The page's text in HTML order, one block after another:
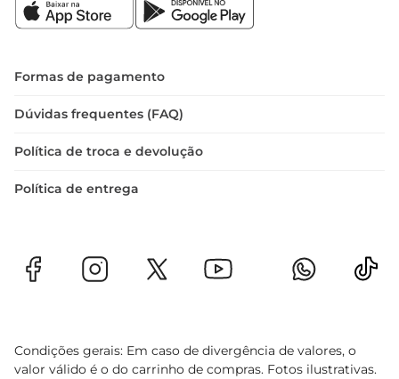
uma escolha que certamente irá agradar.
Formas de pagamento
Dúvidas frequentes (FAQ)
Política de troca e devolução
Política de entrega
Condições gerais: Em caso de divergência de valores, o
valor válido é o do carrinho de compras. Fotos ilustrativas.